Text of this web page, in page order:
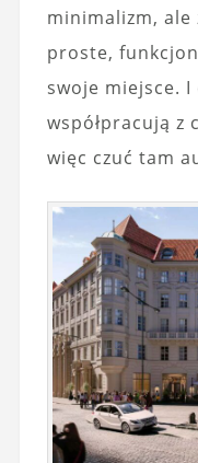
minimalizm, ale
proste,
swoje miejsce. I
współpracują z
więc czuć tam